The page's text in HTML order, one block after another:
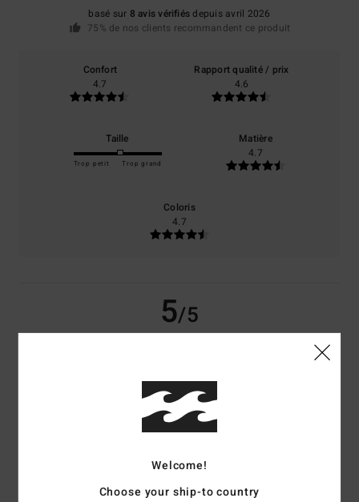
basé sur 8 avis vérifiésdepuis avril 2026
75% de nos clients recommandent ce produit
Confort
4.7
Rapport qualité / prix
4.6
Taille
Trop petit Trop grand
Matière
4.7
Coloris
4.7
5/5
Rapport qualité / prix: 5/5 Taille: Taille parfaite
Welcome!
Choose your ship-to country